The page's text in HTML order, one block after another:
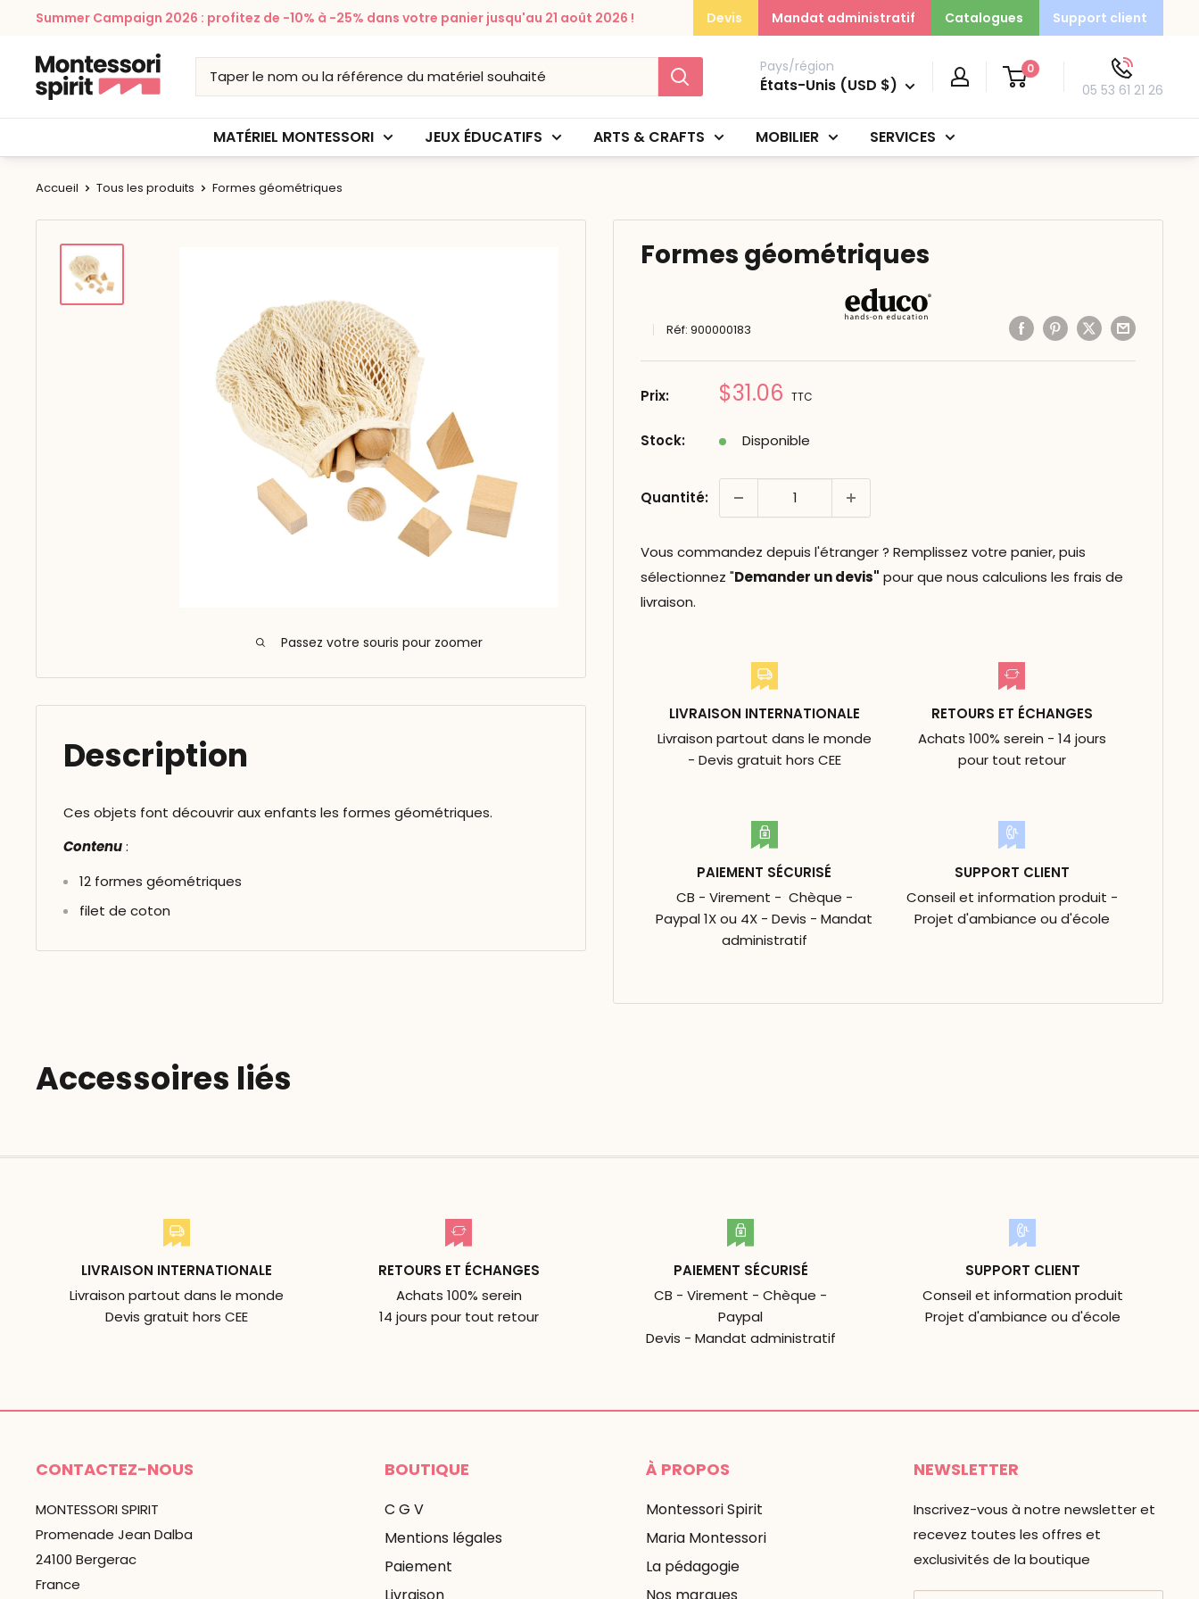
Passer
contenu
Summer Campaign 2026 : profitez de -10% à -25% dans votre panier jusqu'au 21 août 2026 ! Devis Mandat administratif Catalogues Support client
Montessori
Spirit
Pays/région
États-Unis (USD $)
0
05 53 61 21 26
MATÉRIEL MONTESSORI JEUX ÉDUCATIFS ARTS & CRAFTS MOBILIER SERVICES
Accueil Tous les produits Formes géométriques
Passez votre souris pour zoomer
Formes géométriques
Réf: 900000183
Prix: Prix
$31.06 TTC
Stock: Disponible
Quantité:
Vous commandez depuis l'étranger ? Remplissez votre panier, puis
sélectionnez "Demander un devis" pour que nous calculions les frais de
livraison.
LIVRAISON INTERNATIONALE
Livraison partout dans le monde
- Devis gratuit hors CEE
RETOURS ET ÉCHANGES
Achats 100% serein - 14 jours
pour tout retour
PAIEMENT SÉCURISÉ
CB - Virement - Chèque -
Paypal 1X ou 4X - Devis - Mandat
administratif
SUPPORT CLIENT
Conseil et information produit -
Projet d'ambiance ou d'école
Description
Ces objets font découvrir aux enfants les formes géométriques.
Contenu:
12 formes géométriques
filet de coton
Accessoires liés
LIVRAISON INTERNATIONALE
Livraison partout dans le monde
Devis gratuit hors CEE
RETOURS ET ÉCHANGES
Achats 100% serein
14 jours pour tout retour
PAIEMENT SÉCURISÉ
CB - Virement - Chèque -
Paypal
Devis - Mandat administratif
SUPPORT CLIENT
Conseil et information produit
Projet d'ambiance ou d'école
CONTACTEZ-NOUS
MONTESSORI SPIRIT
Promenade Jean Dalba
24100 Bergerac
France
BOUTIQUE
C G V
Mentions légales
Paiement
Livraison
À PROPOS
Montessori Spirit
Maria Montessori
La pédagogie
Nos marques
NEWSLETTER
Inscrivez-vous à notre newsletter et
recevez toutes les offres et
exclusivités de la boutique